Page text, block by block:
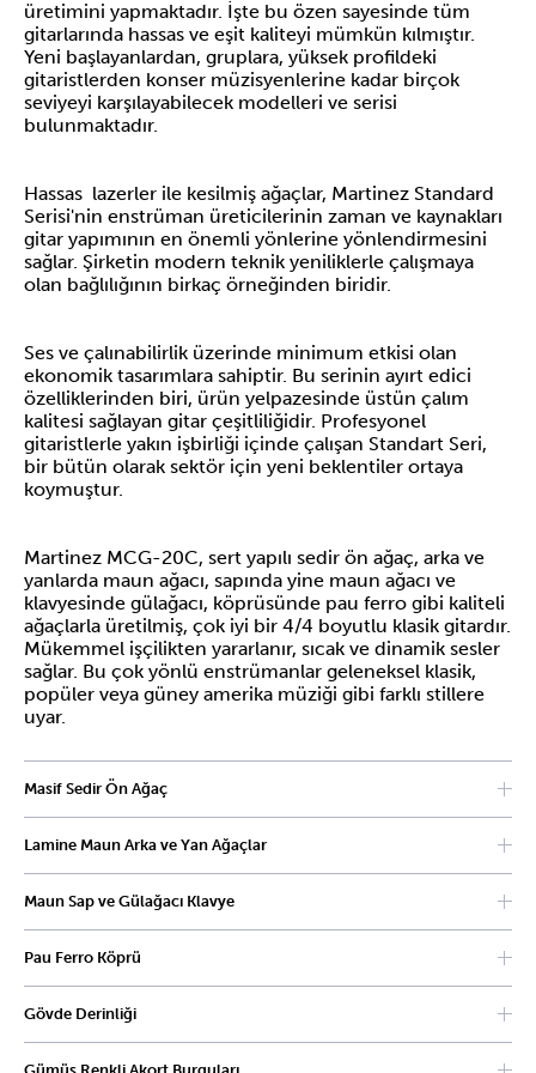
üretimini yapmaktadır. İşte bu özen sayesinde tüm
gitarlarında hassas ve eşit kaliteyi mümkün kılmıştır.
Yeni başlayanlardan, gruplara, yüksek profildeki
gitaristlerden konser müzisyenlerine kadar birçok
seviyeyi karşılayabilecek modelleri ve serisi
bulunmaktadır.
Hassas lazerler ile kesilmiş ağaçlar, Martinez Standard
Serisi'nin enstrüman üreticilerinin zaman ve kaynakları
gitar yapımının en önemli yönlerine yönlendirmesini
sağlar. Şirketin modern teknik yeniliklerle çalışmaya
olan bağlılığının birkaç örneğinden biridir.
Ses ve çalınabilirlik üzerinde minimum etkisi olan
ekonomik tasarımlara sahiptir. Bu serinin ayırt edici
özelliklerinden biri, ürün yelpazesinde üstün çalım
kalitesi sağlayan gitar çeşitliliğidir. Profesyonel
gitaristlerle yakın işbirliği içinde çalışan Standart Seri,
bir bütün olarak sektör için yeni beklentiler ortaya
koymuştur.
Martinez MCG-20C, sert yapılı sedir ön ağaç, arka ve
yanlarda maun ağacı, sapında yine maun ağacı ve
klavyesinde gülağacı, köprüsünde pau ferro gibi kaliteli
ağaçlarla üretilmiş, çok iyi bir 4/4 boyutlu klasik gitardır.
Mükemmel işçilikten yararlanır, sıcak ve dinamik sesler
sağlar. Bu çok yönlü enstrümanlar geleneksel klasik,
popüler veya güney amerika müziği gibi farklı stillere
uyar.
Masif Sedir Ön Ağaç
derinlik kazandırır.
Lamine Maun Arka ve Yan Ağaçlar
çalım deneyimi sağlar.
Maun Sap ve Gülağacı Klavye
Pau Ferro Köprü
Gövde Derinliği